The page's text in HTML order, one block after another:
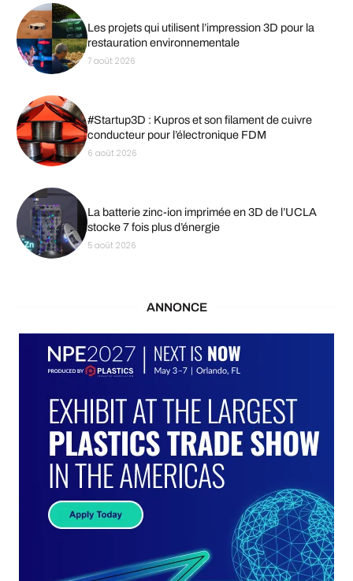
Les projets qui utilisent l’impression 3D pour la
restauration environnementale
7 août 2026
#Startup3D : Kupros et son filament de cuivre
conducteur pour l’électronique FDM
6 août 2026
La batterie zinc-ion imprimée en 3D de l’UCLA
stocke 7 fois plus d’énergie
5 août 2026
ANNONCE